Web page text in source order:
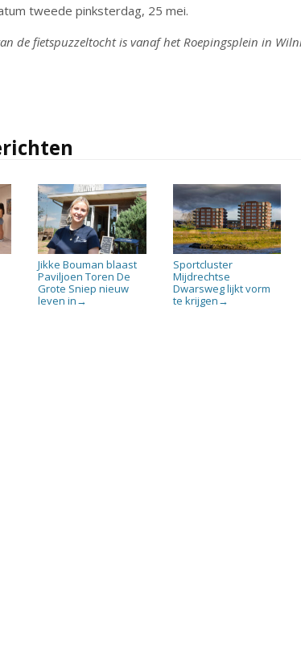
tweede pinksterdag, 25 mei.
de fietspuzzeltocht is vanaf het Roepingsplein in
Jikke Bouman blaast
Paviljoen Toren De
Grote Sniep nieuw
leven in →
Sportcluster
Mijdrechtse
Dwarsweg lijkt vorm
te krijgen →